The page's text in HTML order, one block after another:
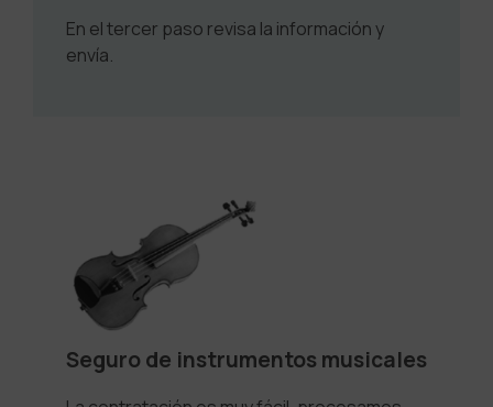
En el tercer paso revisa la información y
envía.
Seguro de instrumentos musicales